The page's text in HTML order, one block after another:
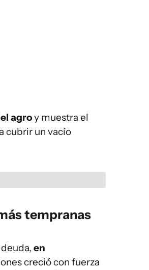
agroy muestra el
cubrir un vacío
tempranas
en
creció con fuerza